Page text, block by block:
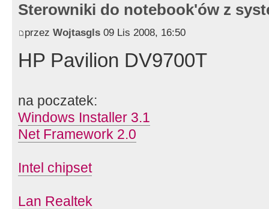
zasilacz prądu przemiennego z
wykrywania napięcia zasilania
całym świecie
Ciężar : od 2,7 kg
Oprogramowanie w pakiecie
Sterowniki do notebook'ów z
przez Wojtasgls 09 Lis 2008, 16:50
HP Pavilion DV9700T
na poczatek:
Windows Installer 3.1
Net Framework 2.0
Intel chipset
Lan Realtek